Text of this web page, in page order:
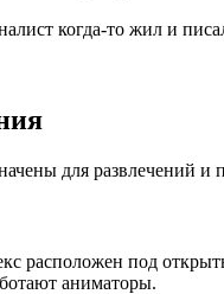
когда-то жил и
для развлечений
расположен под
аниматоры.